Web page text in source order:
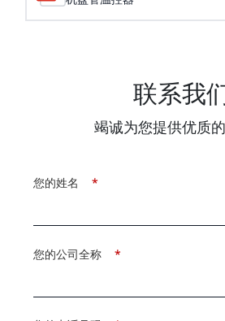
联系我
竭诚为您提供优质
*
您的姓名
*
您的公司全称